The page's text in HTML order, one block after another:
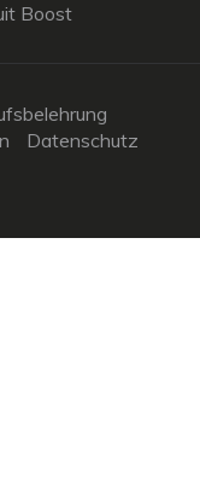
Boost
Datenschutz